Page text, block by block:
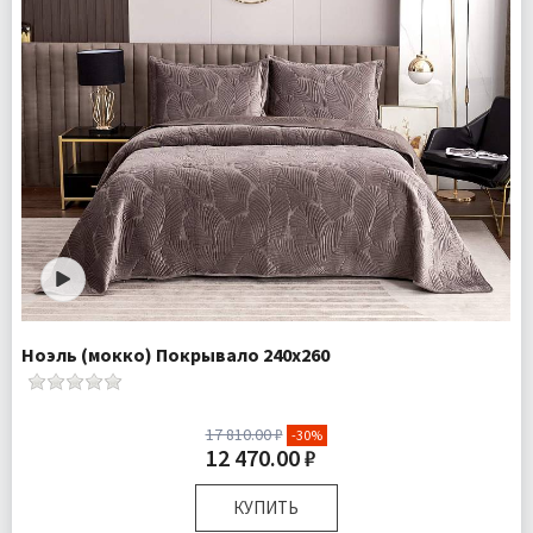
Ноэль (мокко) Покрывало 240х260
17 810.00 ₽ -30%
12 470.00 ₽
КУПИТЬ